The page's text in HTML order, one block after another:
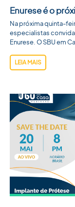
Enurese é o
Na próxima quinta-
especialistas
Enurese. O SBU em
LEIA MAIS